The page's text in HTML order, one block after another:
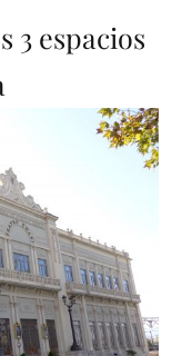
3 espacios